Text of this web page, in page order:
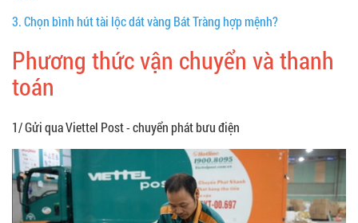
3.Chọn bình hút tài lộc dát vàng Bát Tràng hợp mệnh?
Phương thức vận chuyển và thanh
toán
1/ Gửi qua Viettel Post - chuyển phát bưu điện